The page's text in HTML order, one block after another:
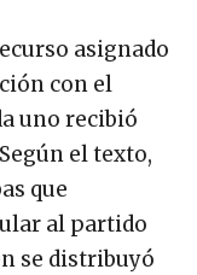
asignado
con el
uno recibió
el texto,
que
al partido
se distribuyó